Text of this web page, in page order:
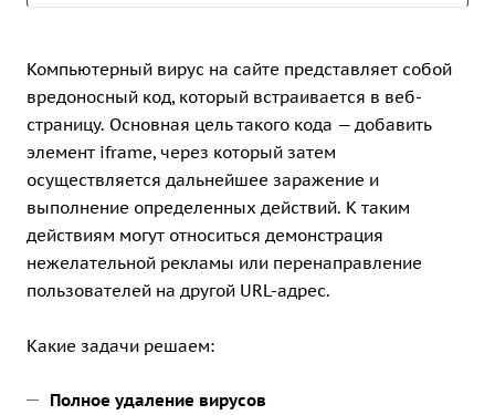
Компьютерный вирус на сайте представляет собой
вредоносный код, который встраивается в веб-
страницу. Основная цель такого кода — добавить
элемент iframe, через который затем
осуществляется дальнейшее заражение и
выполнение определенных действий. К таким
действиям могут относиться демонстрация
нежелательной рекламы или перенаправление
пользователей на другой URL-адрес.
Какие задачи решаем:
Полное удаление вирусов